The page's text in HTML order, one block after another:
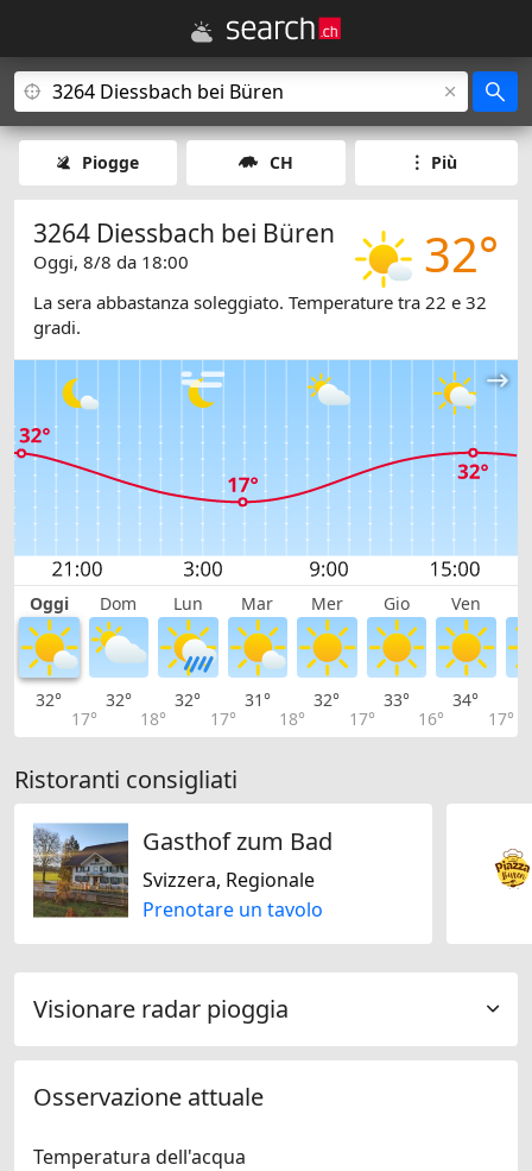
Piogge CH Più
32°
3264 Diessbach bei Büren
Oggi, 8/8 da 18:00
La sera abbastanza soleggiato. Temperature tra 22 e 32
gradi.
Oggi Dom Lun Mar Mer Gio Ven
32°
17°
32°
18°
32°
17°
31°
18°
32°
17°
33°
16°
34°
17°
Ristoranti consigliati
Gasthof zum Bad
Svizzera, Regionale
Prenotare un tavolo
Visionare radar pioggia
Osservazione attuale
Temperatura dell'acqua